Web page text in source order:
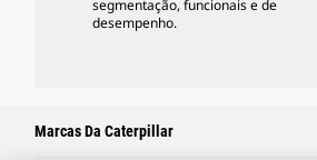
segmentação, funcionais e de
desempenho.
Marcas Da Caterpillar